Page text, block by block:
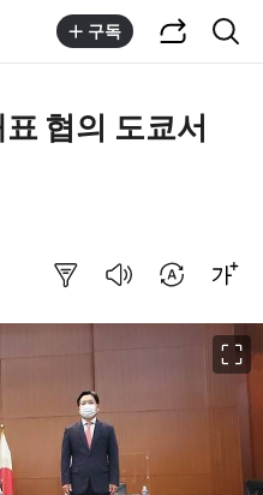
구독
협의 도쿄서